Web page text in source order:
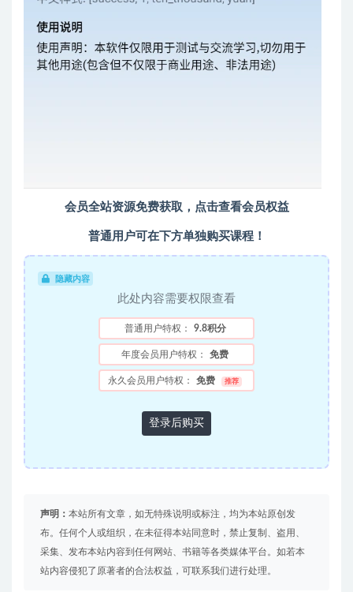
会员全站资源免费获取，点击查看会员权益
普通用户可在下方单独购买课程！
隐藏内容
此处内容需要权限查看
普通用户特权： 9.8积分
年度会员用户特权： 免费
永久会员用户特权： 免费 推荐
登录后购买
声明： 本站所有文章，如无特殊说明或标注，均为本站原创发
布。任何个人或组织，在未征得本站同意时，禁止复制、盗用、
采集、发布本站内容到任何网站、书籍等各类媒体平台。如若本
站内容侵犯了原著者的合法权益，可联系我们进行处理。